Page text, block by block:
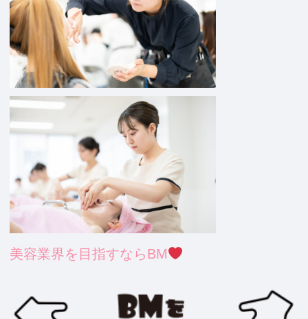
美容業界を目指すならBM